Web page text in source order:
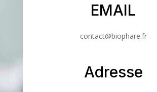
EMAIL
contact@biophare.fr
Adresse